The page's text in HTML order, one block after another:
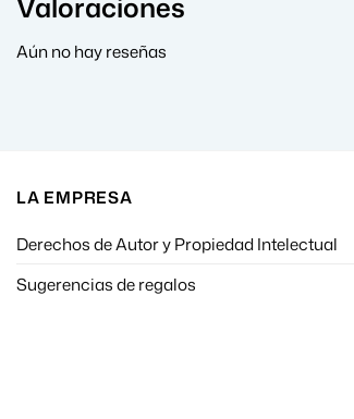
Aún no hay reseñas
LA EMPRESA
Derechos de Autor y Propiedad Intelectual
Sugerencias de regalos